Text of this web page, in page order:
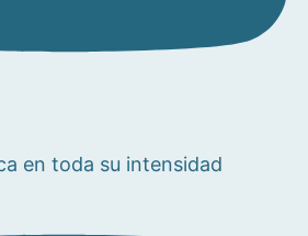
en toda su intensidad